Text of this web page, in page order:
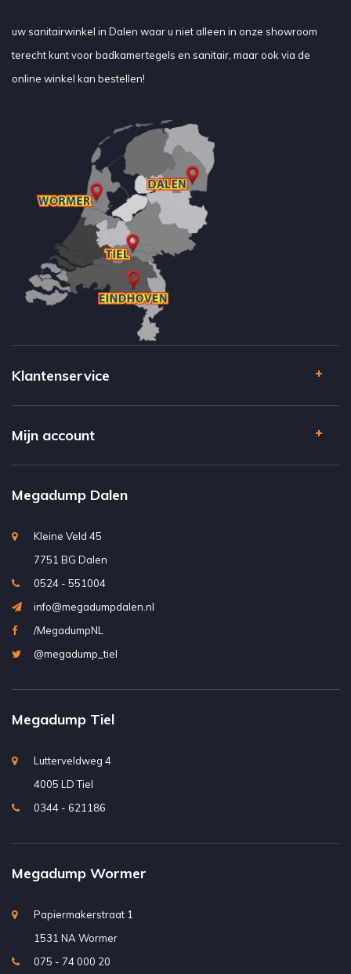
uw sanitairwinkel in Dalen waar u niet alleen in onze showroom
terecht kunt voor badkamertegels en sanitair, maar ook via de
online winkel kan bestellen!
Klantenservice
Mijn account
Megadump Dalen
Kleine Veld 45
7751 BG Dalen
0524 - 551004
info@megadumpdalen.nl
/MegadumpNL
@megadump_tiel
Megadump Tiel
Lutterveldweg 4
4005 LD Tiel
0344 - 621186
Megadump Wormer
Papiermakerstraat 1
1531 NA Wormer
075 - 74 000 20